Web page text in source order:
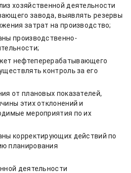
хозяйственной деятельности
завода, выявлять резервы
затрат на производство;
производственно-
нефтеперерабатывающего
контроль за его
от плановых показателей,
этих отклонений и
мероприятия по их
корректирующих действий по
планирования
деятельности